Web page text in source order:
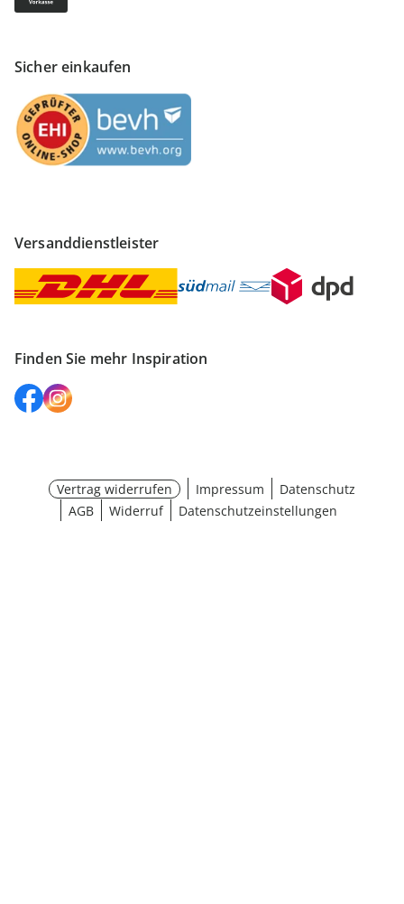
Sicher einkaufen
Versanddienstleister
Finden Sie mehr Inspiration
Vertrag widerrufen Impressum
Datenschutz
AGB
Widerruf Datenschutzeinstellungen